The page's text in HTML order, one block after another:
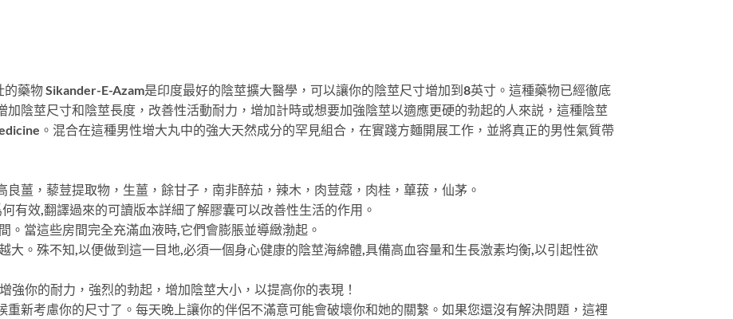
藥物 Sikander-E-Azam是印度最好的陰莖擴大醫學，可以讓你的陰莖尺寸增加到8英寸。這種藥物已經徹底
加陰莖尺寸和陰莖長度，改善性活動耐力，增加計時或想要加強陰莖以適應更硬的勃起的人來説，這種陰莖
。混合在這種男性增大丸中的強大天然成分的罕見組合，在實踐方麵開展工作，並將真正的男性氣質帶
薑，藜荳提取物，生薑，餘甘子，南非醉茄，辣木，肉荳蔻，肉桂，蓽菝，仙茅。
有效,翻譯過來的可讀版本詳細了解膠囊可以改善性生活的作用。
。當這些房間完全充滿血液時,它們會膨脹並導緻渤起。
大。殊不知,以便做到這一目地,必須一個身心健康的陰莖海綿體,具備高血容量和生長激素均衡,以引起性欲
強你的耐力，強烈的勃起，增加陰莖大小，以提高你的表現！
新考慮你的尺寸了。每天晚上讓你的伴侶不滿意可能會破壞你和她的關繫。如果您還沒有解決問題，這裡